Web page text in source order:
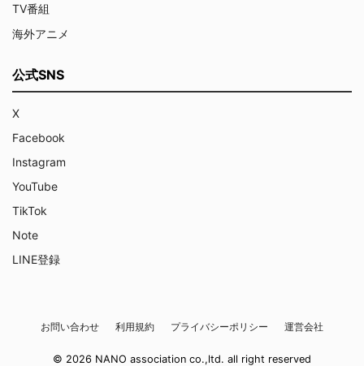
TV番組
海外アニメ
公式SNS
X
Facebook
Instagram
YouTube
TikTok
Note
LINE登録
お問い合わせ 利用規約 プライバシーポリシー 運営会社
© 2026 NANO association co.,ltd. all right reserved